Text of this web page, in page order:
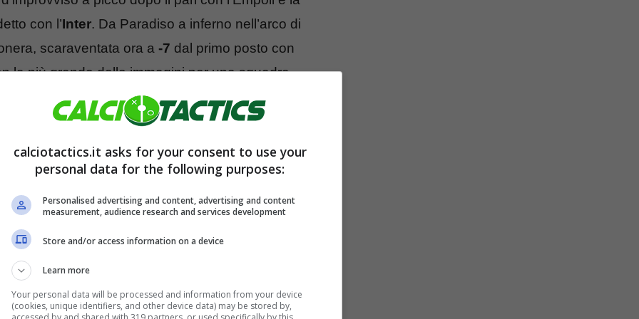
con l’Inter. Da Paradiso a inferno nell’arco di
scaraventata ora a -7 dal primo posto con
la più grande delle immagini per una squadra
per la prossima stagione, oltre alla possibilità
potrebbeperdereanche un vero e proprio
non premia il serbo
Juventusè stato senz’altro fondamentale nella
narrano
da capogiro per uno dei più abili
però non esserci più spazio per l’ex
calciotactics.it asks for your consent to use your
personal data for the following purposes:
Personalised advertising and content, advertising and content
measurement, audience research and services development
Store and/or access information on a device
Learn more
Your personal data will be processed and information from your device
(cookies, unique identifiers, and other device data) may be stored by,